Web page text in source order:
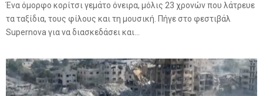
Ένα όμορφο κορίτσι γεμάτο όνειρα, μόλις 23 χρονών που λάτρευε
τα ταξίδια, τους φίλους και τη μουσική. Πήγε στο φεστιβάλ
Supernova για να διασκεδάσει και...